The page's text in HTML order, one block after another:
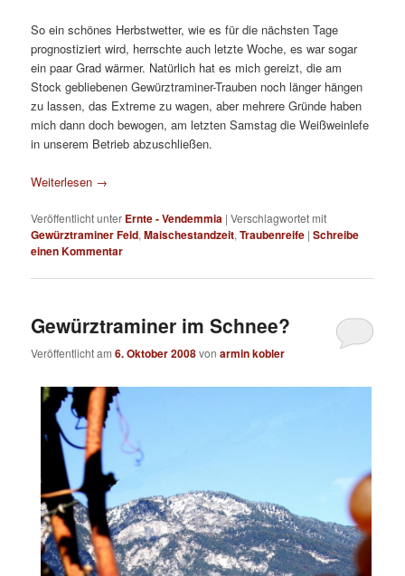
So ein schönes Herbstwetter, wie es für die nächsten Tage
prognostiziert wird, herrschte auch letzte Woche, es war sogar
ein paar Grad wärmer. Natürlich hat es mich gereizt, die am
Stock gebliebenen Gewürztraminer-Trauben noch länger hängen
zu lassen, das Extreme zu wagen, aber mehrere Gründe haben
mich dann doch bewogen, am letzten Samstag die Weißweinlefe
in unserem Betrieb abzuschließen.
Weiterlesen →
Veröffentlicht unter Ernte - Vendemmia |Verschlagwortet mit
Gewürztraminer Feld,Maischestandzeit,Traubenreife |Schreibe
einen Kommentar
Gewürztraminer im Schnee?
Veröffentlicht am6. Oktober 2008vonarmin kobler